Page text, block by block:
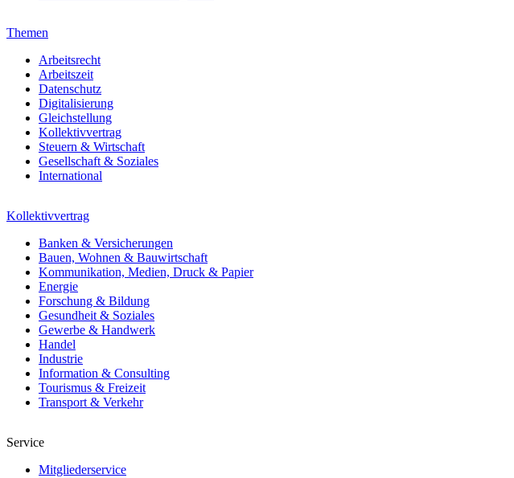
Themen
Arbeitsrecht
Arbeitszeit
Datenschutz
Digitalisierung
Gleichstellung
Kollektivvertrag
Steuern & Wirtschaft
Gesellschaft & Soziales
International
Kollektivvertrag
Banken & Versicherungen
Bauen, Wohnen & Bauwirtschaft
Kommunikation, Medien, Druck & Papier
Energie
Forschung & Bildung
Gesundheit & Soziales
Gewerbe & Handwerk
Handel
Industrie
Information & Consulting
Tourismus & Freizeit
Transport & Verkehr
Service
Mitgliederservice